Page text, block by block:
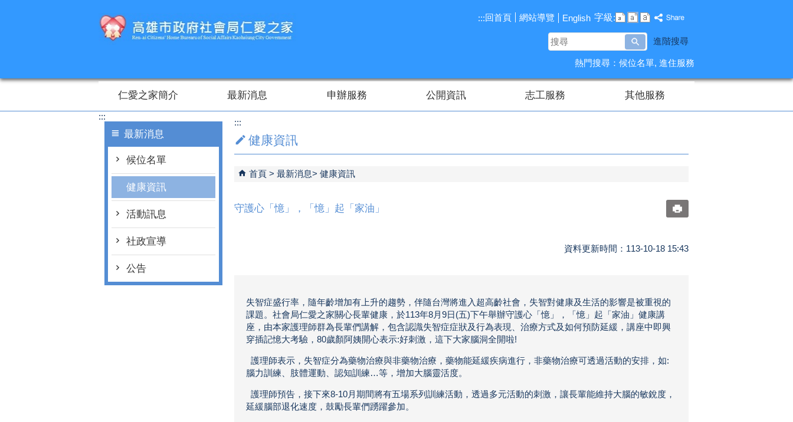
:::回首頁 網站導覽 English 字級:
搜
尋
進階搜尋
熱門搜尋： 候位名單 進住服務
仁愛之家簡介 最新消息 申辦服務 公開資訊 志工服務 其他服務
:::
最新消息
候位名單
健康資訊
活動訊息
社政宣導
公告
:::
健康資訊
首頁 最新消息 健康資訊
守護心「憶」，「憶」起「家油」
資料更新時間：113-10-18 15:43
失智症盛行率，隨年齡增加有上升的趨勢，伴隨台灣將進入超高齡社會，失智對健康及生活的影響是被重視的
課題。社會局仁愛之家關心長輩健康，於113年8月9日(五)下午舉辦守護心「憶」，「憶」起「家油」健康講
座，由本家護理師群為長輩們講解，包含認識失智症症狀及行為表現、治療方式及如何預防延緩，講座中即興
穿插記憶大考驗，80歲顏阿姨開心表示:好刺激，這下大家腦洞全開啦!
護理師表示，失智症分為藥物治療與非藥物治療，藥物能延緩疾病進行，非藥物治療可透過活動的安排，如:
腦力訓練、肢體運動、認知訓練…等，增加大腦靈活度。
護理師預告，接下來8-10月期間將有五場系列訓練活動，透過多元活動的刺激，讓長輩能維持大腦的敏銳度，
延緩腦部退化速度，鼓勵長輩們踴躍參加。